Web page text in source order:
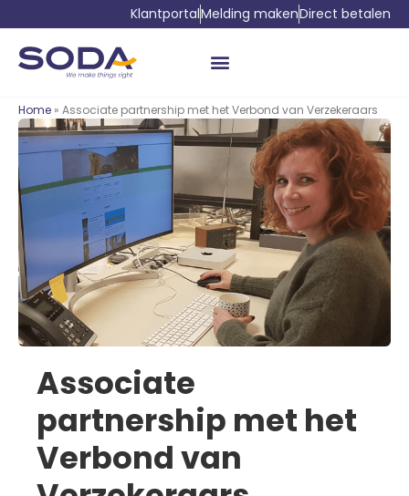
KlantportalMelding makenDirect betalen
Home » Associate partnership met het Verbond van Verzekeraars
Associate
partnership met het
Verbond van